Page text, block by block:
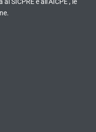
SICPRE e all’AICPE , le